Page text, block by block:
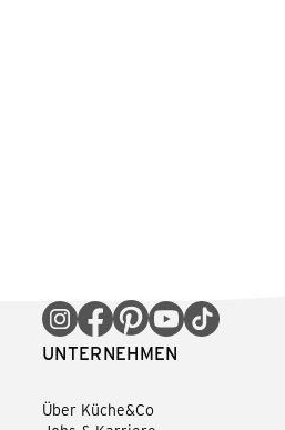
UNTERNEHMEN
Über Küche&Co